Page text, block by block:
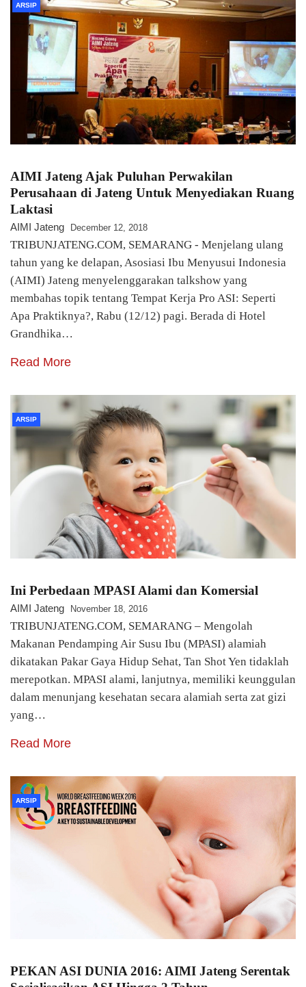
ARSIP
AIMI Jateng Ajak Puluhan Perwakilan
Perusahaan di Jateng Untuk Menyediakan Ruang
Laktasi
AIMI Jateng December 12, 2018
TRIBUNJATENG.COM, SEMARANG - Menjelang ulang
tahun yang ke delapan, Asosiasi Ibu Menyusui Indonesia
(AIMI) Jateng menyelenggarakan talkshow yang
membahas topik tentang Tempat Kerja Pro ASI: Seperti
Apa Praktiknya?, Rabu (12/12) pagi. Berada di Hotel
Grandhika…
Read More
ARSIP
Ini Perbedaan MPASI Alami dan Komersial
AIMI Jateng November 18, 2016
TRIBUNJATENG.COM, SEMARANG – Mengolah
Makanan Pendamping Air Susu Ibu (MPASI) alamiah
dikatakan Pakar Gaya Hidup Sehat, Tan Shot Yen tidaklah
merepotkan. MPASI alami, lanjutnya, memiliki keunggulan
dalam menunjang kesehatan secara alamiah serta zat gizi
yang…
Read More
ARSIP
PEKAN ASI DUNIA 2016: AIMI Jateng Serentak